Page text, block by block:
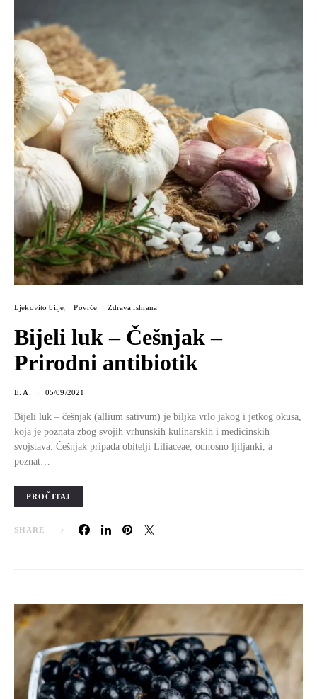
Ljekovito bilje Povrće Zdrava ishrana
Bijeli luk – Češnjak –
Prirodni antibiotik
E. A. 05/09/2021
Bijeli luk – češnjak (allium sativum) je biljka vrlo jakog i jetkog okusa,
koja je poznata zbog svojih vrhunskih kulinarskih i medicinskih
svojstava. Češnjak pripada obitelji Liliaceae, odnosno ljiljanki, a
poznat…
PROČITAJ
SHARE